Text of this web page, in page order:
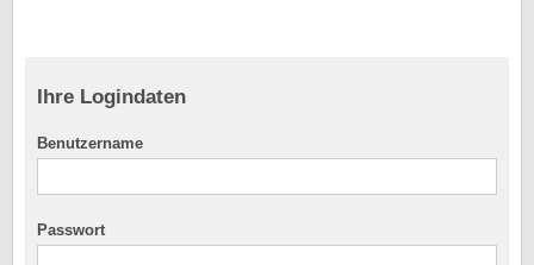
Ihre Logindaten
Benutzername
Passwort